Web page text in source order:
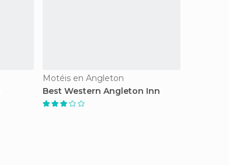
Motéis en Angleton
Best Western Angleton Inn